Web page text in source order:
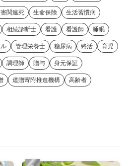
関連死 生命保険 生活習慣病
相続診断士 看護 看護師 睡眠
管理栄養士 糖尿病 終活 育児
調理師 贈与 身元保証
遺贈寄附推進機構 高齢者